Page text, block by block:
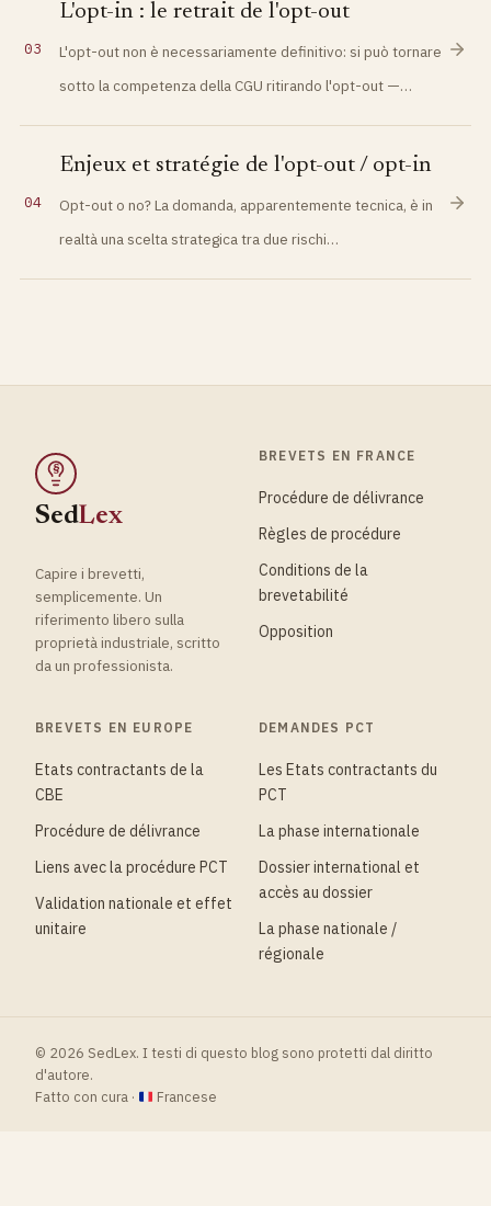
03
L'opt-in : le retrait de l'opt-out
L'opt-out non è necessariamente definitivo: si può tornare
sotto la competenza della CGU ritirando l'opt-out —…
04
Enjeux et stratégie de l'opt-out / opt-in
Opt-out o no? La domanda, apparentemente tecnica, è in
realtà una scelta strategica tra due rischi…
§
SedLex
Capire i brevetti,
semplicemente. Un
riferimento libero sulla
proprietà industriale, scritto
da un professionista.
BREVETS EN FRANCE
Procédure de délivrance
Règles de procédure
Conditions de la
brevetabilité
Opposition
BREVETS EN EUROPE
Etats contractants de la
CBE
Procédure de délivrance
Liens avec la procédure PCT
Validation nationale et effet
unitaire
DEMANDES PCT
Les Etats contractants du
PCT
La phase internationale
Dossier international et
accès au dossier
La phase nationale /
régionale
© 2026 SedLex. I testi di questo blog sono protetti dal diritto
d'autore.
Fatto con cura ·
Francese